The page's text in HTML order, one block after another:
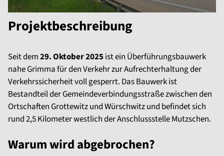
Projektbeschreibung
Seit dem29. Oktober 2025ist ein Überführungsbauwerk
nahe Grimma für den Verkehr zur Aufrechterhaltung der
Verkehrssicherheit voll gesperrt. Das Bauwerk ist
Bestandteil der Gemeindeverbindungsstraße zwischen den
Ortschaften Grottewitz und Würschwitz und befindet sich
rund 2,5 Kilometer westlich der Anschlussstelle Mutzschen.
Warum wird abgebrochen?